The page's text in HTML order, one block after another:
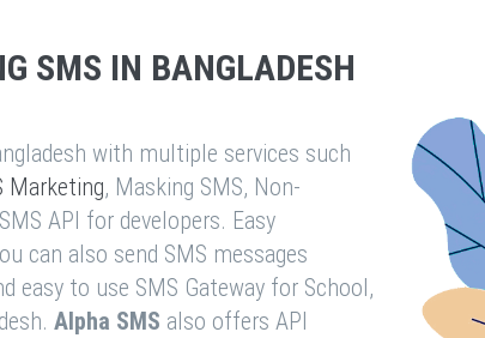
SMS IN BANGLADESH
with multiple services such
Marketing, Masking SMS, Non-
API for developers. Easy
can also send SMS messages
easy to use SMS Gateway for School,
Alpha SMS also offers API